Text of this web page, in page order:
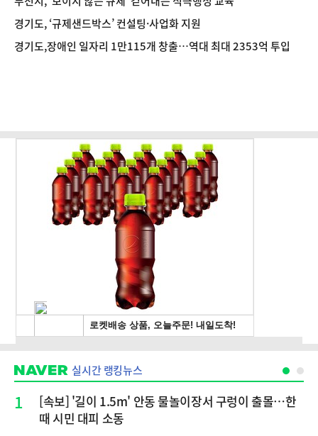
경기도, ‘규제샌드박스’ 컨설팅·사업화 지원
경기도,장애인 일자리 1만115개 창출…역대 최대 2353억 투입
실시간 랭킹뉴스
1
[속보] '길이 1.5m' 안동 물놀이장서 구렁이 출몰…한
때 시민 대피 소동